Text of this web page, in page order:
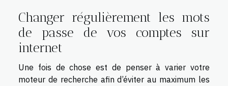
Changer régulièrement les mots
de passe de vos comptes sur
internet
Une fois de chose est de penser à varier votre
moteur de recherche afin d’éviter au maximum les